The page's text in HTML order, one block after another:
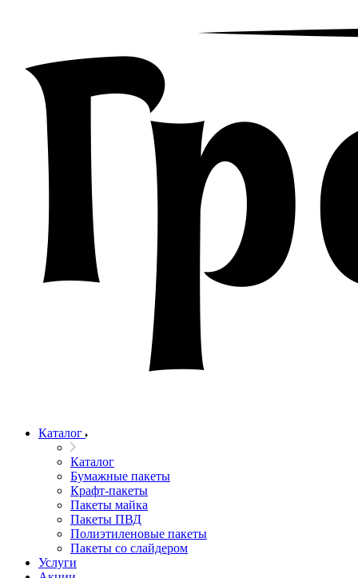
Каталог
Каталог
Бумажные пакеты
Крафт-пакеты
Пакеты майка
Пакеты ПВД
Полиэтиленовые пакеты
Пакеты со слайдером
Услуги